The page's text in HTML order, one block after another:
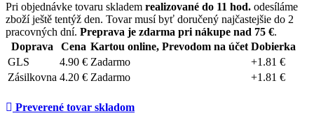
Pri objednávke tovaru skladem realizované do 11 hod. odesíláme
zboží ještě tentýž den. Tovar musí byť doručený najčastejšie do 2
pracovných dní. Preprava je zdarma pri nákupe nad 75 €.
Doprava
Cena Kartou online, Prevodom na účet Dobierka
GLS
4.90 € Zadarmo
+1.81 €
Zásilkovna 4.20 € Zadarmo +1.81 €
Preverené tovar skladom